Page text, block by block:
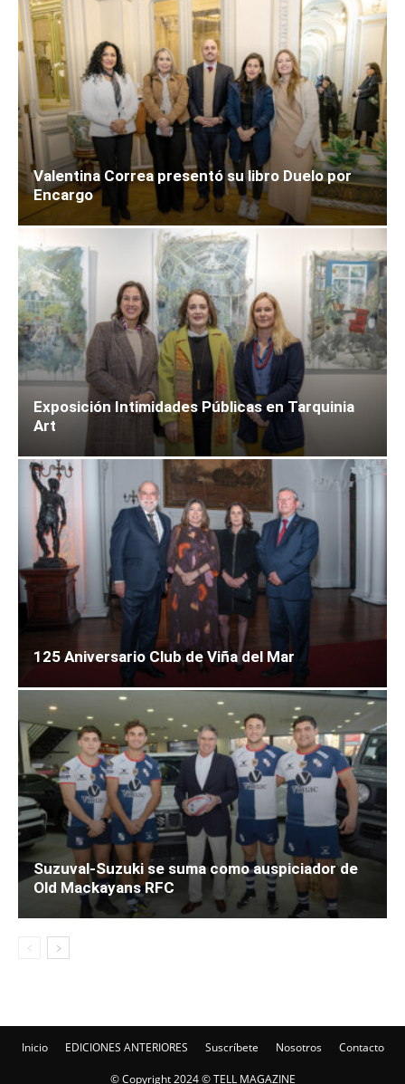
Valentina Correa presentó su libro Duelo por
Encargo
Exposición Intimidades Públicas en Tarquinia
Art
125 Aniversario Club de Viña del Mar
Suzuval-Suzuki se suma como auspiciador de
Old Mackayans RFC
Inicio EDICIONES ANTERIORES Suscríbete Nosotros Contacto
© Copyright 2024 © TELL MAGAZINE